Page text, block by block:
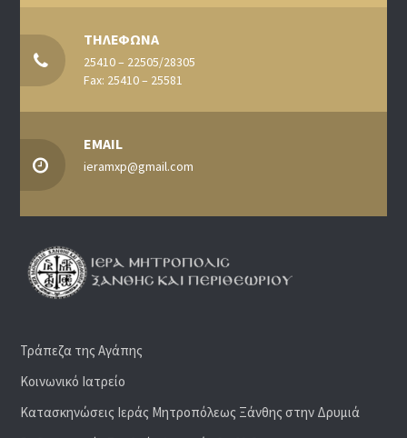
ΤΗΛΕΦΩΝΑ
25410 – 22505/28305
Fax: 25410 – 25581
EMAIL
ieramxp@gmail.com
Τράπεζα της Αγάπης
Κοινωνικό Ιατρείο
Κατασκηνώσεις Ιεράς Μητροπόλεως Ξάνθης στην Δρυμιά